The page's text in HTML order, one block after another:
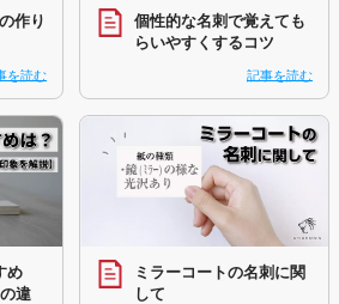
作り
を読む
個性的な名刺で覚えても
らいやすくするコツ
記事を読む
め
違
ミラーコートの名刺に関
して